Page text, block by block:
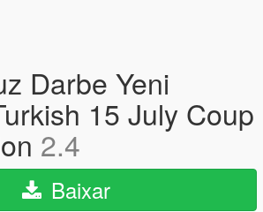
Darbe Yeni
15 July Coup
2.4
Baixar